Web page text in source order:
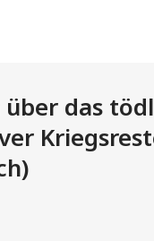
das